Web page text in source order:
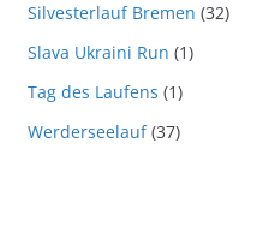
Silvesterlauf Bremen (32)
Slava Ukraini Run (1)
Tag des Laufens (1)
Werderseelauf(37)